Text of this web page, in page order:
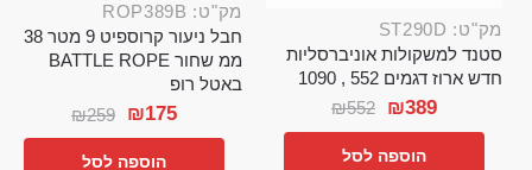
מק"ט: ST290D
סטנד למשקולות אוניברסליות
חדש ארוז דגמים 552 , 1090
₪552 ₪389
הוספה לסל
מק"ט: ROP389B
חבל ניעור קרוספיט 9 מטר 38
ממ שחור BATTLE ROPE
באטל רופ
₪259 ₪175
הוספה לסל